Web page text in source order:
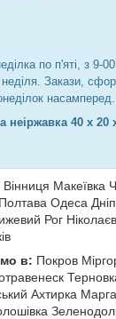
по п'яті, з 9-
Закази,
насамперед.
неіржавка 40 х 20
Вінниця Макеївка
Одеса
Рог
в: Покров
Ахтирка